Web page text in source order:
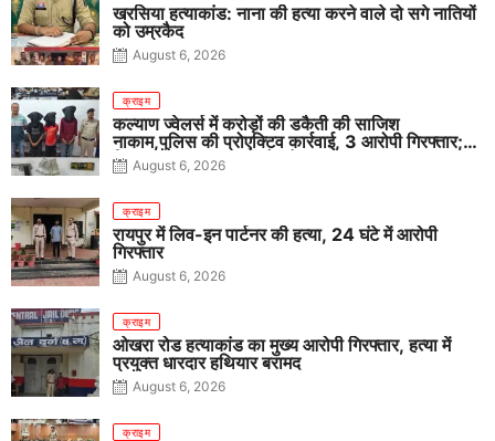
खरसिया हत्याकांड: नाना की हत्या करने वाले दो सगे नातियों
को उम्रकैद
August 6, 2026
क्राइम
कल्याण ज्वेलर्स में करोड़ों की डकैती की साजिश
नाकाम,पुलिस की प्रोएक्टिव कार्रवाई, 3 आरोपी गिरफ्तार;
पिस्टल, कारतूस, चाकू और मोबाइल बरामद
August 6, 2026
क्राइम
रायपुर में लिव-इन पार्टनर की हत्या, 24 घंटे में आरोपी
गिरफ्तार
August 6, 2026
क्राइम
ओखरा रोड हत्याकांड का मुख्य आरोपी गिरफ्तार, हत्या में
प्रयुक्त धारदार हथियार बरामद
August 6, 2026
क्राइम